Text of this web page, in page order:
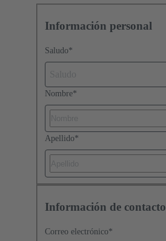
Información personal
Saludo*
Nombre*
Apellido*
Información de contacto
Correo electrónico*